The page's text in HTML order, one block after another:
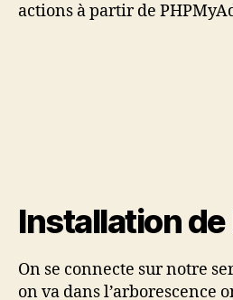
actions à partir de
Installation
On se connecte sur notre
on va dans l’arborescence